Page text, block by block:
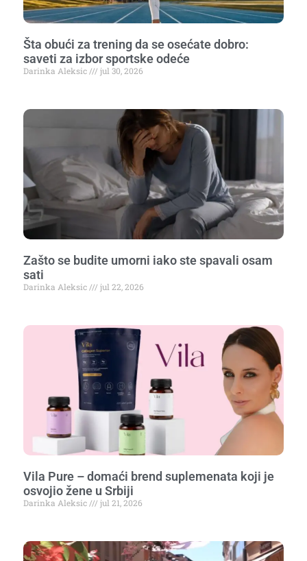
Šta obući za trening da se osećate dobro:
saveti za izbor sportske odeće
Darinka Aleksic jul 30, 2026
Zašto se budite umorni iako ste spavali osam
sati
Darinka Aleksic jul 22, 2026
Vila Pure – domaći brend suplemenata koji je
osvojio žene u Srbiji
Darinka Aleksic jul 21, 2026